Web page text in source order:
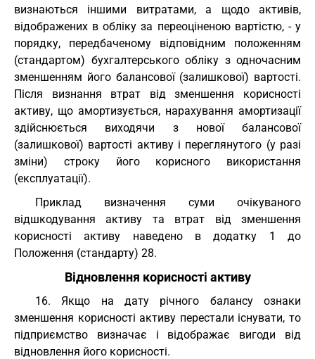
визнаються іншими витратами, а щодо активів,
відображених в обліку за переоціненою вартістю, - у
порядку, передбаченому відповідним положенням
(стандартом) бухгалтерського обліку з одночасним
зменшенням його балансової (залишкової) вартості.
Після визнання втрат від зменшення корисності
активу, що амортизується, нарахування амортизації
здійснюється виходячи з нової балансової
(залишкової) вартості активу і переглянутого (у разі
зміни) строку його корисного використання
(експлуатації).
Приклад визначення суми очікуваного
відшкодування активу та втрат від зменшення
корисності активу наведено в додатку 1 до
Положення (стандарту) 28.
Відновлення корисності активу
16. Якщо на дату річного балансу ознаки
зменшення корисності активу перестали існувати, то
підприємство визначає і відображає вигоди від
відновлення його корисності.